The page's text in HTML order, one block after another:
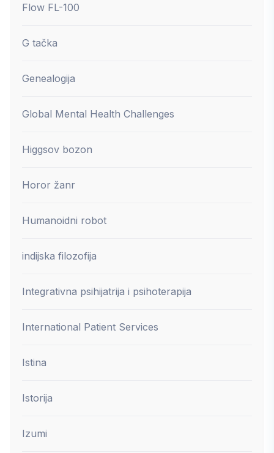
Flow FL-100
G tačka
Genealogija
Global Mental Health Challenges
Higgsov bozon
Horor žanr
Humanoidni robot
indijska filozofija
Integrativna psihijatrija i psihoterapija
International Patient Services
Istina
Istorija
Izumi